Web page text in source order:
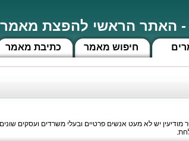
האתר הראשי להפצת
כתיבת מאמר חיפוש מאמר
יש לא מעט אנשים פרטיים ובעלי משרדים ועסקים